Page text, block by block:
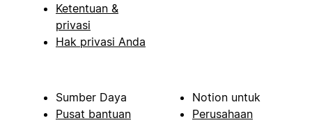
Ketentuan &
privasi
Hak privasi Anda
Sumber Daya
Pusat bantuan
Notion untuk
Perusahaan